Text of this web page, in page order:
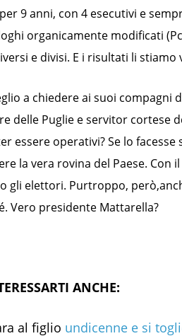
9 anni, con 4 esecutivi e
organicamente modificati
e divisi. E i risultati li
a chiedere ai suoi compagni
delle Puglie e servitor cortese
essere operativi? Se lo
la vera rovina del Paese. Con
gli elettori. Purtroppo,
Vero presidente Mattarella?
ANCHE:
al figlio undicenne e si